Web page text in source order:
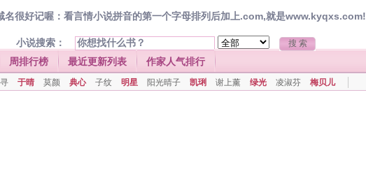
名很好记喔：看言情小说拼音的第一个字母排列后加上.com,就是www.kyqxs.com!
小说搜索：
周排行榜 最近更新列表 作家人气排行
于晴 莫颜 典心 子纹 明星 阳光晴子 凯琍 谢上薰 绿光 凌淑芬 梅贝儿